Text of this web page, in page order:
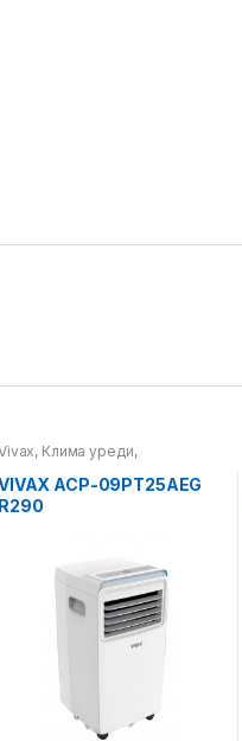
, Клима уреди,
Самостоечки клима уреди
ACP-09PT25AEG
R290